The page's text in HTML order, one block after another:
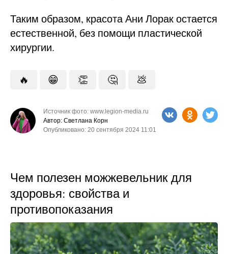
Таким образом, красота Ани Лорак остается
естественной, без помощи пластической
хирургии.
🔥 😁 👏 🤔 💩
Источник фото: www.legion-media.ru
Автор: Светлана Корн
Опубликовано: 20 сентября 2024 11:01
Чем полезен можжевельник для
здоровья: свойства и
противопоказания